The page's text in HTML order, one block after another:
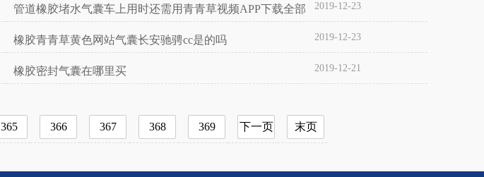
管道橡胶堵水气囊车上用时还需用青青草视频APP下载全部
吗
2019-12-23
橡胶青青草黄色网站气囊长安驰骋cc是的吗 2019-12-23
橡胶密封气囊在哪里买 2019-12-21
365 366 367 368 369 下一页 末页